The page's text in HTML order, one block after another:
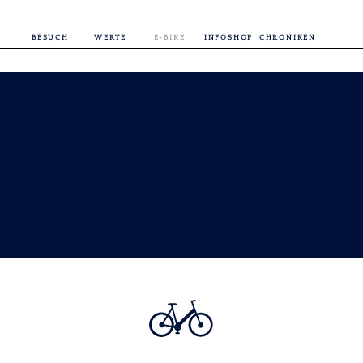
BESUCH INFOSHOP
E-BIKE
WERTE CHRONIKEN